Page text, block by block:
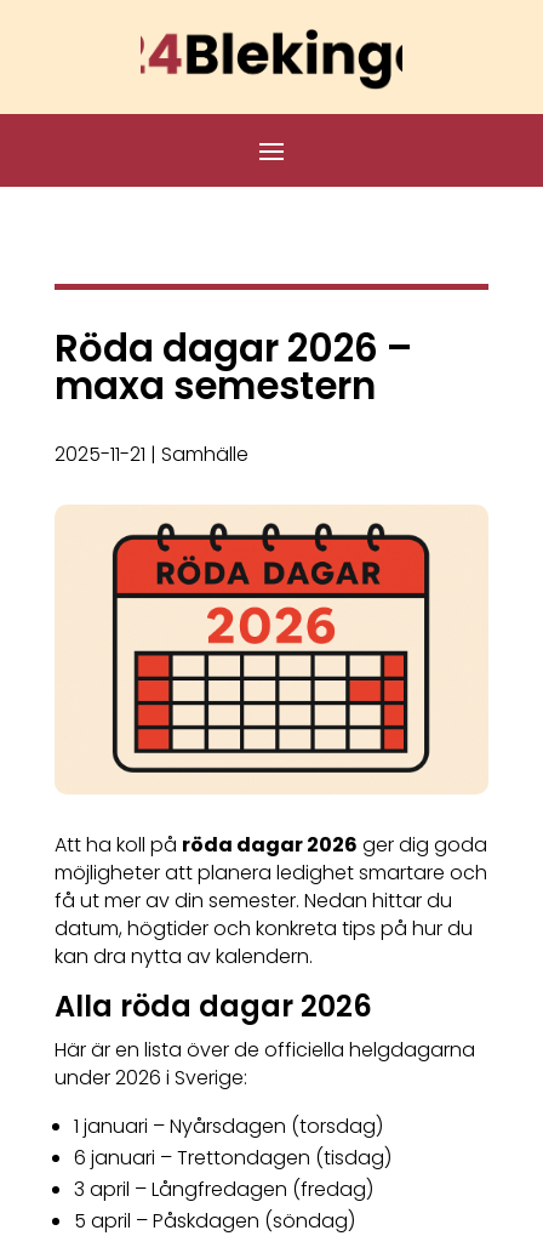
Röda dagar 2026 –
maxa semestern
2025-11-21 | Samhälle
Att ha koll på röda dagar 2026 ger dig goda
möjligheter att planera ledighet smartare och
få ut mer av din semester. Nedan hittar du
datum, högtider och konkreta tips på hur du
kan dra nytta av kalendern.
Alla röda dagar 2026
Här är en lista över de officiella helgdagarna
under 2026 i Sverige:
1 januari – Nyårsdagen (torsdag)
6 januari – Trettondagen (tisdag)
3 april – Långfredagen (fredag)
5 april – Påskdagen (söndag)